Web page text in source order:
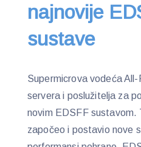
najnovije
sustave
Supermicrova vodeća
servera i poslužitelja za
novim EDSFF sustavom.
započeo i postavio nove